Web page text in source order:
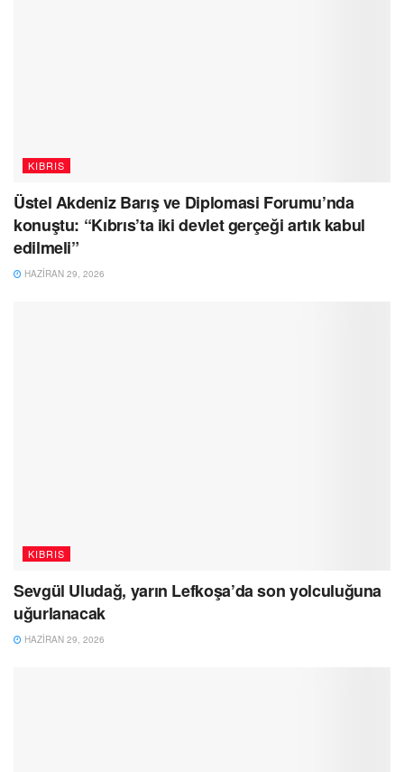
KIBRIS
Üstel Akdeniz Barış ve Diplomasi Forumu’nda
konuştu: “Kıbrıs’ta iki devlet gerçeği artık kabul
edilmeli”
HAZIRAN 29, 2026
KIBRIS
Sevgül Uludağ, yarın Lefkoşa’da son yolculuğuna
uğurlanacak
HAZIRAN 29, 2026